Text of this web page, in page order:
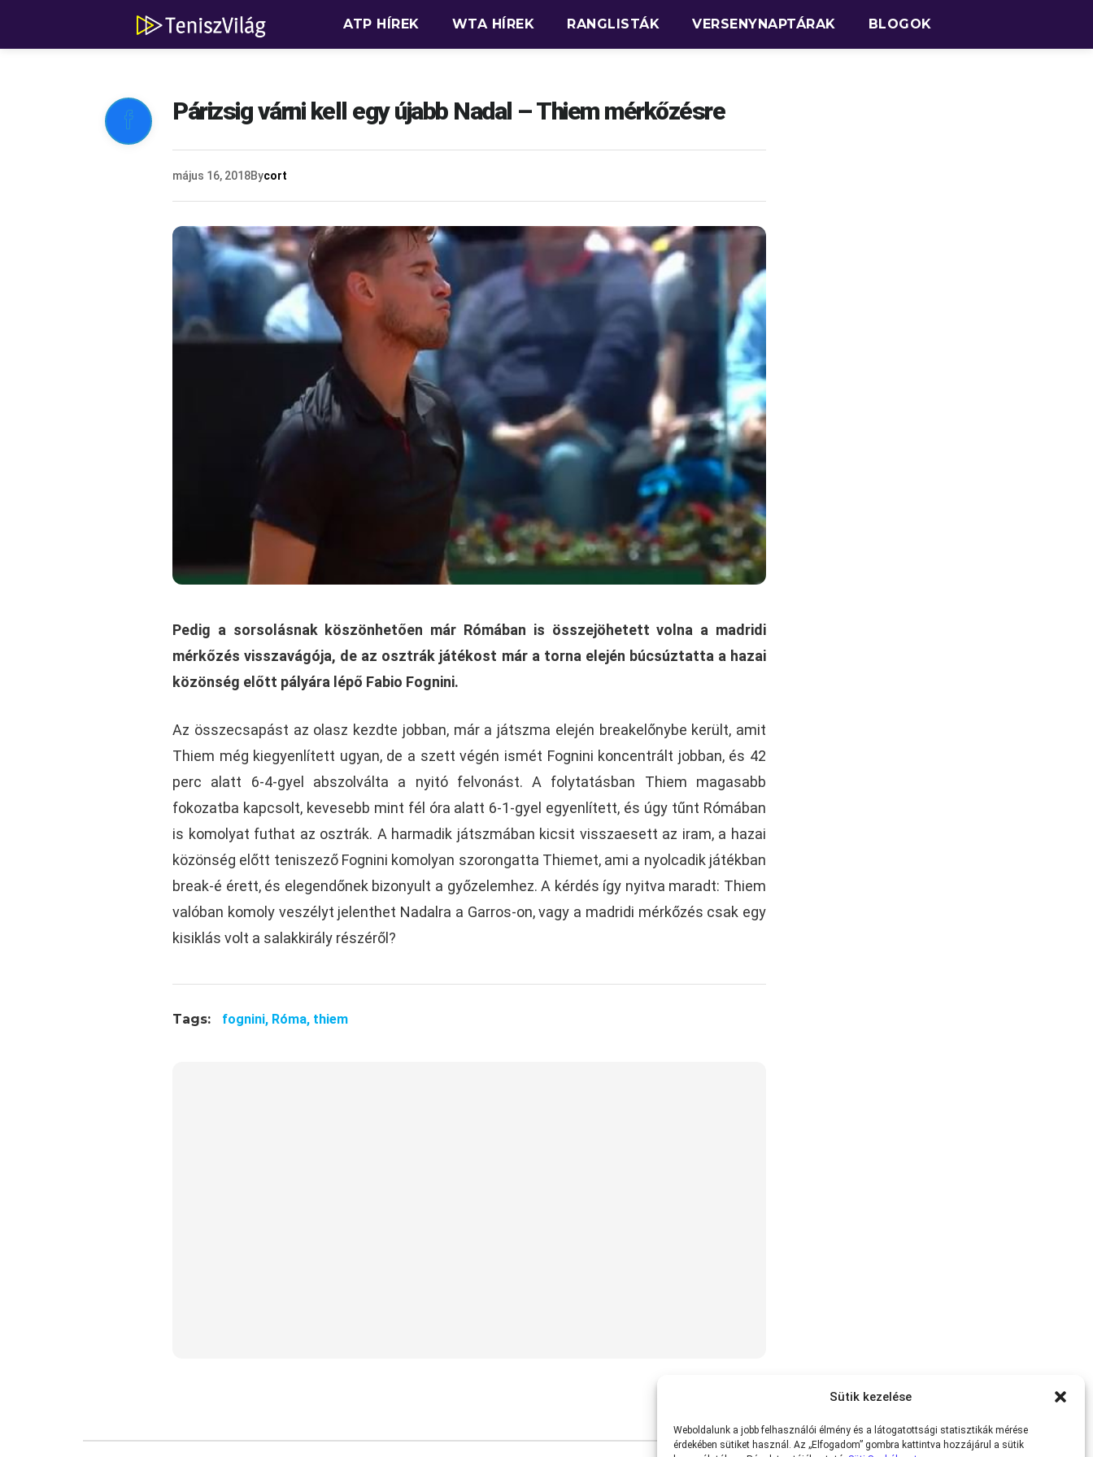
Sütik kezelése
Weboldalunk a jobb felhasználói élmény és a látogatottsági statisztikák mérése
érdekében sütiket használ. Az „Elfogadom” gombra kattintva hozzájárul a sütik
ATP HÍREK WTA HÍREK RANGLISTÁK VERSENYNAPTÁRAK BLOGOK
 Párizsig várni kell egy újabb Nadal – Thiem mérkőzésre
május 16, 2018Bycort
Pedig a sorsolásnak köszönhetően már Rómában is összejöhetett volna a madridi
mérkőzés visszavágója, de az osztrák játékost már a torna elején búcsúztatta a hazai
közönség előtt pályára lépő Fabio Fognini.
Az összecsapást az olasz kezdte jobban, már a játszma elején breakelőnybe került, amit
Thiem még kiegyenlített ugyan, de a szett végén ismét Fognini koncentrált jobban, és 42
perc alatt 6-4-gyel abszolválta a nyitó felvonást. A folytatásban Thiem magasabb
fokozatba kapcsolt, kevesebb mint fél óra alatt 6-1-gyel egyenlített, és úgy tűnt Rómában
is komolyat futhat az osztrák. A harmadik játszmában kicsit visszaesett az iram, a hazai
közönség előtt teniszező Fognini komolyan szorongatta Thiemet, ami a nyolcadik játékban
break-é érett, és elegendőnek bizonyult a győzelemhez. A kérdés így nyitva maradt: Thiem
valóban komoly veszélyt jelenthet Nadalra a Garros-on, vagy a madridi mérkőzés csak egy
kisiklás volt a salakkirály részéről?
Tags: fognini, Róma, thiem